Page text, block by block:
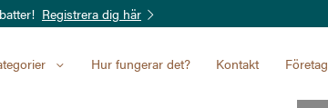
Registrera dig här
Hur fungerar det? Kontakt Företag